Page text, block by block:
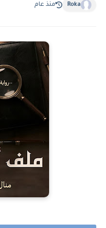
Roka منذ عام